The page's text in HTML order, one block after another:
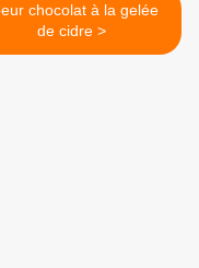
chocolat à la gelée
de cidre >